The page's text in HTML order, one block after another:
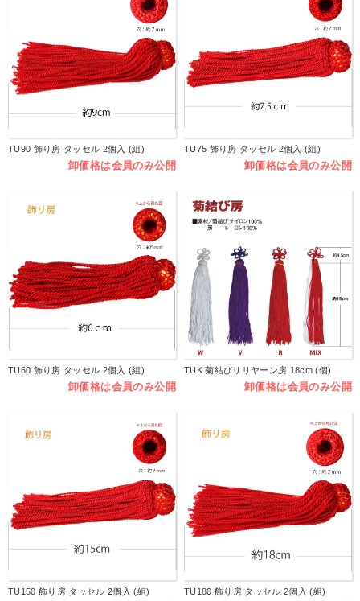
TU90 飾り房 タッセル 2個入 (組)
卸価格は会員のみ公開
TU75 飾り房 タッセル 2個入 (組)
卸価格は会員のみ公開
TU60 飾り房 タッセル 2個入 (組)
卸価格は会員のみ公開
TUK 菊結びリリヤーン房 18cm (個)
卸価格は会員のみ公開
TU150 飾り房 タッセル 2個入 (組) TU180 飾り房 タッセル 2個入 (組)